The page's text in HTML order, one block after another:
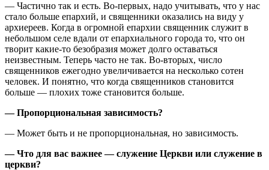
— Частично так и есть. Во-первых, надо учитывать, что у нас
стало больше епархий, и священники оказались на виду у
архиереев. Когда в огромной епархии священник служит в
небольшом селе вдали от епархиального города то, что он
творит какие-то безобразия может долго оставаться
неизвестным. Теперь часто не так. Во-вторых, число
священников ежегодно увеличивается на несколько сотен
человек. И понятно, что когда священников становится
больше — плохих тоже становится больше.
— Пропорциональная зависимость?
— Может быть и не пропорциональная, но зависимость.
— Что для вас важнее — служение Церкви или служение в
церкви?